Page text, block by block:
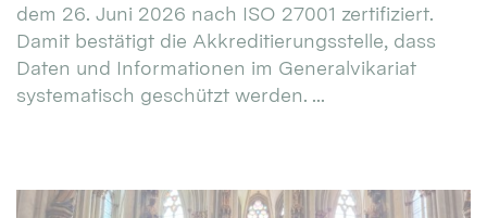
dem 26. Juni 2026 nach ISO 27001 zertifiziert.
Damit bestätigt die Akkreditierungsstelle, dass
Daten und Informationen im Generalvikariat
systematisch geschützt werden. ...